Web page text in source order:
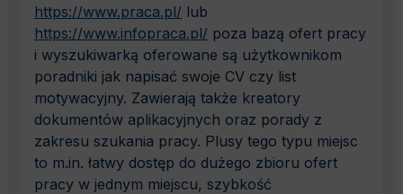
https://www.praca.pl/ lub
https://www.infopraca.pl/ poza bazą ofert pracy
i wyszukiwarką oferowane są użytkownikom
poradniki jak napisać swoje CV czy list
motywacyjny. Zawierają także kreatory
dokumentów aplikacyjnych oraz porady z
zakresu szukania pracy. Plusy tego typu miejsc
to m.in. łatwy dostęp do dużego zbioru ofert
pracy w jednym miejscu, szybkość